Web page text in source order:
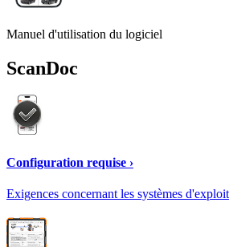
Manuel d'utilisation du logiciel
ScanDoc
Configuration requise ›
Exigences concernant les systèmes